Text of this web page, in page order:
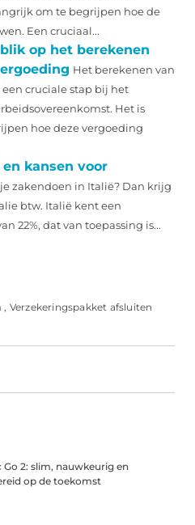
om te begrijpen hoe de
Een cruciaal...
op het berekenen
Het berekenen van
cruciale stap bij het
Het is
hoe deze vergoeding
kansen voor
zakendoen in Italië? Dan krijg
btw. Italië kent een
22%, dat van toepassing is...
, Verzekeringspakket afsluiten
Go 2: slim, nauwkeurig en
op de toekomst